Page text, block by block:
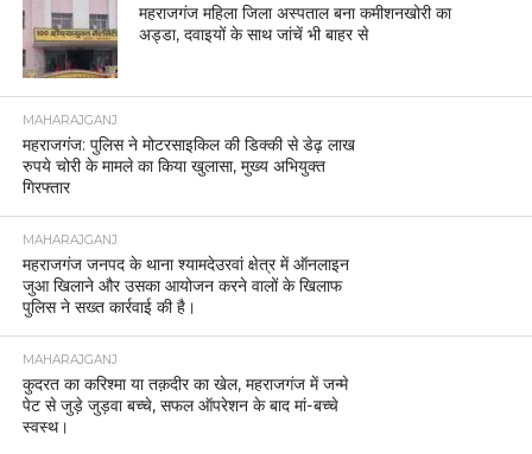
महराजगंज महिला जिला अस्पताल बना कमीशनखोरी का
अड्डा, दवाइयों के साथ जांचें भी बाहर से
MAHARAJGANJ
महराजगंज: पुलिस ने मोटरसाइकिल की डिक्की से डेढ़ लाख
रुपये चोरी के मामले का किया खुलासा, मुख्य अभियुक्त
गिरफ्तार
MAHARAJGANJ
महराजगंज जनपद के थाना श्यामदेउरवां क्षेत्र में ऑनलाइन
जुआ खिलाने और उसका आयोजन करने वालों के खिलाफ
पुलिस ने सख्त कार्रवाई की है।
MAHARAJGANJ
कुदरत का करिश्मा या तक़दीर का खेल, महराजगंज में जन्मे
पेट से जुड़े जुड़वा बच्चे, सफल ऑपरेशन के बाद मां-बच्चे
स्वस्थ।